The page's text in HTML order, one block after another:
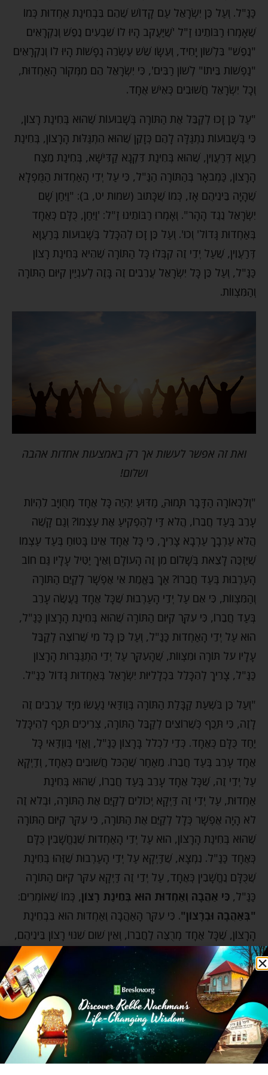
כַּנַּ"ל. וְעַל כֵּן יִשְׂרָאֵל עַם קָדוֹשׁ שֶׁהֵם בִּבְחִינַת אַחְדוּת כְּמוֹ
שֶׁאָמְרוּ רַבּוֹתֵינוּ זַ"ל 'שֶׁיַּעֲקֹב הָיוּ לוֹ שִׁבְעִים נֶפֶשׁ וְנִקְרָאִים
"נֶפֶשׁ" בִּלְשׁוֹן יָחִיד, וְעֵשָׂו שֵׁשׁ עֶשְׂרֵה נְפָשׁוֹת הָיוּ לוֹ וְנִקְרָאִים
"נַפְשׁוֹת בֵּיתוֹ" לְשׁוֹן רַבִּים', כִּי יִשְׂרָאֵל הֵם מִמְּקוֹר הָאַחְדוּת,
וְכָל יִשְׂרָאֵל חֲשׁוּבִים כְּאִישׁ אֶחָד.
"עַל כֵּן זָכוּ לְקַבֵּל אֶת הַתּוֹרָה בְּשָׁבוּעוֹת שֶׁהוּא בְּחִינַת רָצוֹן,
כִּי בְּשָׁבוּעוֹת נִתְגַּלָּה לָהֶם כְּזָקֵן שֶׁהוּא הִתְגַּלּוּת הָרָצוֹן, בְּחִינַת
רַעֲוָא דְּרַעֲוִין, שֶׁהוּא בְּחִינַת דִּקְנָא קַדִּישָׁא, בְּחִינַת מֵצַח
הָרָצוֹן, כַּמְבֹאָר בְּהַתּוֹרָה הַנַּ"ל, כִּי עַל יְדֵי הָאַחְדוּת הַמֻּפְלָא
שֶׁהָיָה בֵּינֵיהֶם אָז, כְּמוֹ שֶׁכָּתוּב (שמות יט, ב): "וַיִּחַן שָׁם
יִשְׂרָאֵל נֶגֶד הָהָר". וְאָמְרוּ רַבּוֹתֵינוּ זַ"ל: 'וַיִּחַן, כֻּלָּם כְּאֶחָד
בְּאַחְדוּת גָּדוֹל' וְכוּ'. וְעַל כֵּן זָכוּ לְהִכָּלֵל בְּשָׁבוּעוֹת בְּרַעֲוָא
דְּרַעֲוִין, שֶׁעַל יְדֵי זֶה קִבְּלוּ כָּל הַתּוֹרָה שֶׁהִיא בְּחִינַת רָצוֹן
כַּנַּ"ל, וְעַל כֵּן כָּל יִשְׂרָאֵל עֲרֵבִים זֶה בָּזֶה לְעִנְיַין קִיּוּם הַתּוֹרָה
וְהַמִּצְווֹת.
ואת זה אפשר לעשות אך רק באמצעות אחדות אהבה
ושלום!
"וְלִכְאוֹרָה הַדָּבָר תָּמוּהַּ, מַדּוּעַ יִהְיֶה כָּל אֶחָד מְחֻויָּב לִהְיוֹת
עָרֵב בְּעַד חֲבֵרוֹ, הֲלֹא דַּי לְהַפְקִיעַ אֶת עַצְמוֹ? וְגַם קָשֶׁה
הֲלֹא עַרְבָךְ עַרְבָא צָרִיךְ, כִּי כָּל אֶחָד אֵינוֹ בָּטוּחַ בְּעַד עַצְמוֹ
שֶׁיִּזְכֶּה לָצֵאת בְּשָׁלוֹם מִן זֶה הָעוֹלָם וְאֵיךְ יַטִּיל עָלָיו גַּם חוֹב
הָעַרְבוּת בְּעַד חֲבֵרוֹ? אַךְ בֶּאֱמֶת אִי אֶפְשָׁר לְקַיֵּם הַתּוֹרָה
וְהַמִּצְווֹת, כִּי אִם עַל יְדֵי הָעַרְבוּת שֶׁכָּל אֶחָד נַעֲשֶׂה עָרֵב
בְּעַד חֲבֵרוֹ, כִּי עִקַּר קִיּוּם הַתּוֹרָה שֶׁהוּא בְּחִינַת הָרָצוֹן כַּנַּ"ל,
הוּא עַל יְדֵי הָאַחְדוּת כַּנַּ"ל, וְעַל כֵּן כָּל מִי שֶׁרוֹצֶה לְקַבֵּל
עָלָיו עֹל תּוֹרָה וּמִצְווֹת, שֶׁהָעִקָּר עַל יְדֵי הִתְגַּבְּרוּת הָרָצוֹן
כַּנַּ"ל, צָרִיךְ לְהִכָּלֵל בִּכְלָלִיּוּת יִשְׂרָאֵל בְּאַחְדוּת גָּדוֹל כַּנַּ"ל.
"וְעַל כֵּן בִּשְׁעַת קַבָּלַת הַתּוֹרָה בְּוַודַּאי נַעֲשׂוּ מִיָּד עֲרֵבִים זֶה
לָזֶה, כִּי תֵּכֶף כְּשֶׁרוֹצִים לְקַבֵּל הַתּוֹרָה, צְרִיכִים תֵּכֶף לְהִיכָּלֵל
יַחַד כֻּלָּם כְּאֶחָד. כְּדֵי לִכְלֹל בָּרָצוֹן כַּנַּ"ל, וַאֲזַי בְּווַדַּאי כָּל
אֶחָד עָרֵב בְּעַד חֲבֵרוֹ. מֵאַחַר שֶׁהַכֹּל חֲשׁוּבִים כְּאֶחָד, וְדַיְקָא
עַל יְדֵי זֶה, שֶׁכָּל אֶחָד עָרֵב בְּעַד חֲבֵרוֹ, שֶׁהוּא בְּחִינַת
אַחְדוּת, עַל יְדֵי זֶה דַּיְקָא יְכוֹלִים לְקַיֵּם אֶת הַתּוֹרָה, וּבְלֹא זֶה
לֹא הָיָה אֶפְשָׁר כְּלָל לְקַיֵּם אֶת הַתּוֹרָה, כִּי עִקַּר קִיּוּם הַתּוֹרָה
שֶׁהוּא בְּחִינַת הָרָצוֹן, הוּא עַל יְדֵי הָאַחְדוּת שֶׁנֶּחֱשָׁבִין כֻּלָּם
כְּאֶחָד כַּנַּ"ל. נִמְצָא, שֶׁדַּיְקָא עַל יְדֵי הָעַרְבוּת שֶׁזֶּהוּ בְּחִינַת
שֶׁכֻּלָּם נֶחֱשָׁבִין כְּאֶחָד, עַל יְדֵי זֶה דַּיְקָא עִקַּר קִיּוּם הַתּוֹרָה
כַּנַּ"ל, כִּי אַהֲבָה וְאַחְדוּת הוּא בְּחִינַת רָצוֹן, כְּמוֹ שֶׁאוֹמְרִים:
"בְּאַהֲבָה וּבְרָצוֹן". כִּי עִקַּר הָאַהֲבָה וְאַחְדוּת הוּא בִּבְחִינַת
הָרָצוֹן, שֶׁכָּל אֶחָד מְרֻצֶּה לַחֲבֵרוֹ, וְאֵין שׁוּם שִׁנּוּי רָצוֹן בֵּינֵיהֶם,
וְנִכְלָלִים כֻּלָּם בְּרָצוֹן אֶחָד, שֶׁעַל יְדֵי זֶה נִכְלָלִין בָּרָצוֹן הָעֶלְיוֹן
שֶׁהוּא תַּכְלִית הָאַחְדוּת כַּנַּ"ל".
אז זה מתחיל ברצון – הרצון שלך להיות יהודי טוב, אדם
טוב, וזה נגמר ברצון – לחיות בחוויה מרגע לרגע שהכל
החיים שלך הם רצון הבורא. אבל הסוף הזה הוא לא משהו
שאתה יכול להשיג בעצמך. זה, כך אומר רבי נתן, יכול